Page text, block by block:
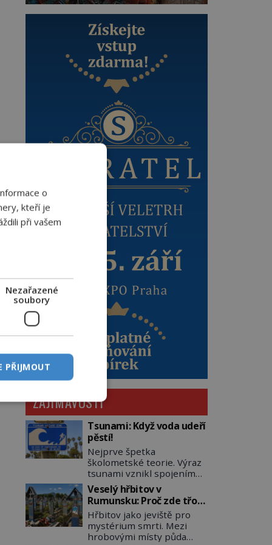
ZAJÍMAVOSTI
Tsunami: Když voda udeří
pěstí!
Nejprve špetka
školometské teorie. Výraz
tsunami vznikl spojením
japonských slov tsu
(přístav) a nami (vlna).
Jedná se o dlouhou vlnu,
která je na volném moři
takřka nepostřehnutelná.
Ačkoli je vlnová délka
Veselý hřbitov v
Rumunsku: Proč zde třou
pohřební plačky bídu s
nouzí?
Hřbitov jako jeviště pro
mystérium smrti. Mezi
hrobovými místy půda
o
kteří je
při vašem
Nezařazené
soubory
PŘIJMOUT